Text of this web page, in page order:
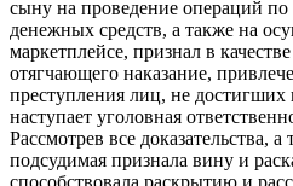
сыну на проведение операций
денежных средств, а также на
маркетплейсе, признал в качестве
отягчающего наказание,
преступления лиц, не достигших
наступает уголовная
Рассмотрев все доказательства, а
подсудимая признала вину и
способствовала раскрытию и